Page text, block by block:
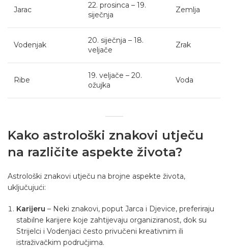
Jarac
22. prosinca – 19.
siječnja
Zemlja
Vodenjak
20. siječnja – 18.
veljače
Zrak
Ribe
19. veljače – 20.
ožujka
Voda
Kako astrološki znakovi utječu
na različite aspekte života?
Astrološki znakovi utječu na brojne aspekte života,
uključujući:
Karijeru – Neki znakovi, poput Jarca i Djevice, preferiraju
stabilne karijere koje zahtijevaju organiziranost, dok su
Strijelci i Vodenjaci često privučeni kreativnim ili
istraživačkim područjima.